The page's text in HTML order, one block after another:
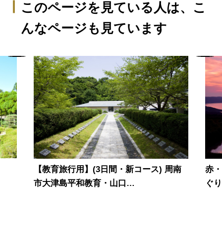
このページを見ている人は、 こ
んなページも見ています
【教育旅行用】(3日間・新コース) 周南
市大津島平和教育・山口…
赤
ぐり